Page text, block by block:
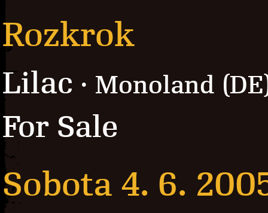
Rozkrok
Lilac · Monoland
For Sale
Sobota 4. 6.